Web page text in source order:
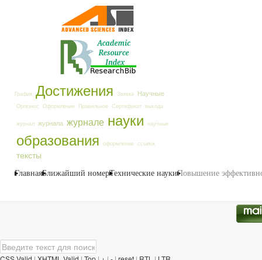
График Достижения Заявка Научные
Оргвзнос Оформление Правильное Сертификат выхода
журнал журнала журнале науки научные
образования оформление ссылок
тексты
ГлавнаяБлижайший номерТехнические наукиПовышение